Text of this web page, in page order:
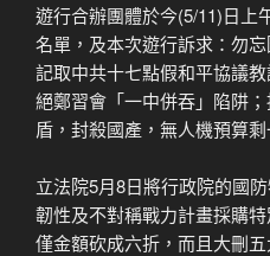
遊行合辦團體於今(5/11)日上
名單，及本次遊行訴求：勿
記取中共十七點假和平協議
絕鄭習會「一中併吞」陷阱
盾，封殺國產，無人機預算剩
立法院5月8日將行政院的國
韌性及不對稱戰力計畫採購
僅金額砍成六折，而且大刪